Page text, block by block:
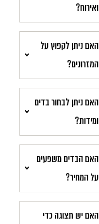
ואירוח?
האם ניתן לקפוץ על
המזרונים?
האם ניתן לבחור בדים
ומידות?
האם הבדים משפעים
על המחיר?
האם יש תצוגה כדי